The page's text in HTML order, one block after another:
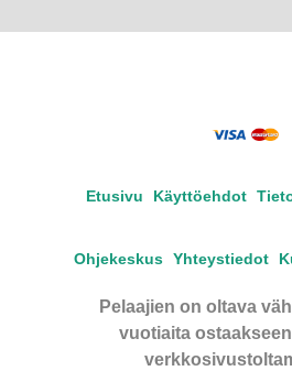
Etusivu Käyttöehdot
Ohjekeskus Yhteystiedot
Pelaajien on oltava
vuotiaita